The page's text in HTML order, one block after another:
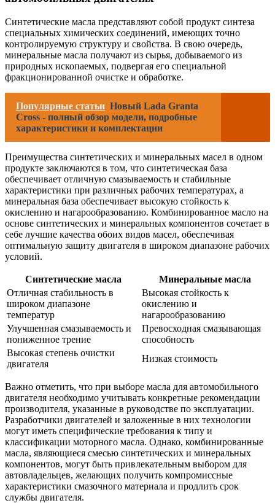
Синтетические масла представляют собой продукт синтеза
специальных химических соединений, имеющих точно
контролируемую структуру и свойства. В свою очередь,
минеральные масла получают из сырья, добываемого из
природных ископаемых, подвергая его специальной
фракционированной очистке и обработке.
Популярные статьи Новый Lada Granta
Cross - полный обзор модели, подробные
характеристики и комплектации
Преимущества синтетических и минеральных масел в одном
продукте заключаются в том, что синтетическая база
обеспечивает отличную смазываемость и стабильные
характеристики при различных рабочих температурах, а
минеральная база обеспечивает высокую стойкость к
окислению и нагарообразованию. Комбинированное масло на
основе синтетических и минеральных компонентов сочетает в
себе лучшие качества обоих видов масел, обеспечивая
оптимальную защиту двигателя в широком диапазоне рабочих
условий.
Синтетические масла
Минеральные масла
Отличная стабильность в
широком диапазоне
температур
Высокая стойкость к
окислению и
нагарообразованию
Улучшенная смазываемость и
пониженное трение
Превосходная смазывающая
способность
Высокая степень очистки
двигателя
Низкая стоимость
Важно отметить, что при выборе масла для автомобильного
двигателя необходимо учитывать конкретные рекомендации
производителя, указанные в руководстве по эксплуатации.
Разработчики двигателей и заложенные в них технологии
могут иметь специфические требования к типу и
классификации моторного масла. Однако, комбинированные
масла, являющиеся смесью синтетических и минеральных
компонентов, могут быть привлекательным выбором для
автовладельцев, желающих получить компромиссные
характеристики смазочного материала и продлить срок
службы двигателя.